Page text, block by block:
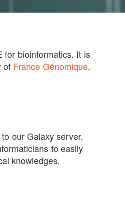
for bioinformatics. It is
of France Génomique,
our Galaxy server.
to easily
knowledges.